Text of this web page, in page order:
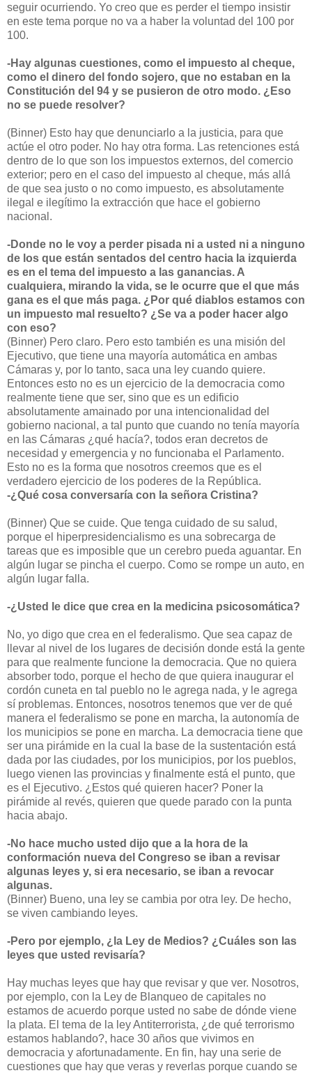
seguir ocurriendo. Yo creo que es perder el tiempo insistir
en este tema porque no va a haber la voluntad del 100 por
100.
-Hay algunas cuestiones, como el impuesto al cheque,
como el dinero del fondo sojero, que no estaban en la
Constitución del 94 y se pusieron de otro modo. ¿Eso
no se puede resolver?
(Binner) Esto hay que denunciarlo a la justicia, para que
actúe el otro poder. No hay otra forma. Las retenciones está
dentro de lo que son los impuestos externos, del comercio
exterior; pero en el caso del impuesto al cheque, más allá
de que sea justo o no como impuesto, es absolutamente
ilegal e ilegítimo la extracción que hace el gobierno
nacional.
-Donde no le voy a perder pisada ni a usted ni a ninguno
de los que están sentados del centro hacia la izquierda
es en el tema del impuesto a las ganancias. A
cualquiera, mirando la vida, se le ocurre que el que más
gana es el que más paga. ¿Por qué diablos estamos con
un impuesto mal resuelto? ¿Se va a poder hacer algo
con eso?
(Binner) Pero claro. Pero esto también es una misión del
Ejecutivo, que tiene una mayoría automática en ambas
Cámaras y, por lo tanto, saca una ley cuando quiere.
Entonces esto no es un ejercicio de la democracia como
realmente tiene que ser, sino que es un edificio
absolutamente amainado por una intencionalidad del
gobierno nacional, a tal punto que cuando no tenía mayoría
en las Cámaras ¿qué hacía?, todos eran decretos de
necesidad y emergencia y no funcionaba el Parlamento.
Esto no es la forma que nosotros creemos que es el
verdadero ejercicio de los poderes de la República.
-¿Qué cosa conversaría con la señora Cristina?
(Binner) Que se cuide. Que tenga cuidado de su salud,
porque el hiperpresidencialismo es una sobrecarga de
tareas que es imposible que un cerebro pueda aguantar. En
algún lugar se pincha el cuerpo. Como se rompe un auto, en
algún lugar falla.
-¿Usted le dice que crea en la medicina psicosomática?
No, yo digo que crea en el federalismo. Que sea capaz de
llevar al nivel de los lugares de decisión donde está la gente
para que realmente funcione la democracia. Que no quiera
absorber todo, porque el hecho de que quiera inaugurar el
cordón cuneta en tal pueblo no le agrega nada, y le agrega
sí problemas. Entonces, nosotros tenemos que ver de qué
manera el federalismo se pone en marcha, la autonomía de
los municipios se pone en marcha. La democracia tiene que
ser una pirámide en la cual la base de la sustentación está
dada por las ciudades, por los municipios, por los pueblos,
luego vienen las provincias y finalmente está el punto, que
es el Ejecutivo. ¿Estos qué quieren hacer? Poner la
pirámide al revés, quieren que quede parado con la punta
hacia abajo.
-No hace mucho usted dijo que a la hora de la
conformación nueva del Congreso se iban a revisar
algunas leyes y, si era necesario, se iban a revocar
algunas.
(Binner) Bueno, una ley se cambia por otra ley. De hecho,
se viven cambiando leyes.
-Pero por ejemplo, ¿la Ley de Medios? ¿Cuáles son las
leyes que usted revisaría?
Hay muchas leyes que hay que revisar y que ver. Nosotros,
por ejemplo, con la Ley de Blanqueo de capitales no
estamos de acuerdo porque usted no sabe de dónde viene
la plata. El tema de la ley Antiterrorista, ¿de qué terrorismo
estamos hablando?, hace 30 años que vivimos en
democracia y afortunadamente. En fin, hay una serie de
cuestiones que hay que veras y reverlas porque cuando se